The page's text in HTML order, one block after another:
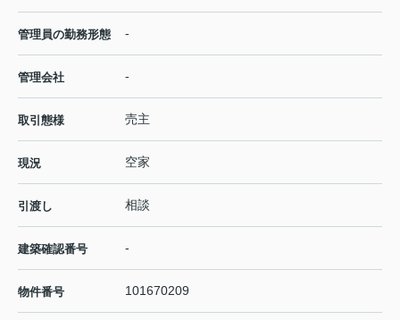
管理員の勤務形態 -
管理会社 -
取引態様 売主
現況 空家
引渡し 相談
建築確認番号 -
物件番号 101670209